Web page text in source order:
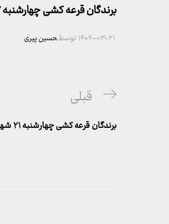
برندگان قرعه کشی چهارشنبه 27 فروردین 1404
۱۴۰۴-۰۳-۲۱توسطحسین پیری
راهبری
نوشته
پست
قبلی
قبلی
برندگان قرعه کشی چهارشنبه ۲۱ شهریور 140۳